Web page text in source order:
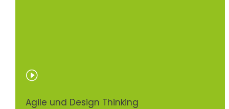
I
Agile und Design Thinking